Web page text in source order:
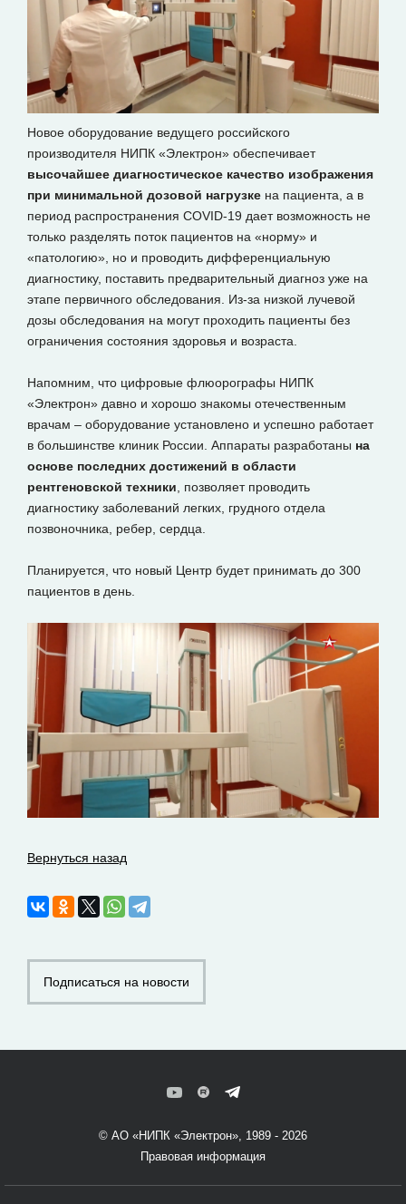
Новое оборудование ведущего российского
производителя НИПК «Электрон» обеспечивает
высочайшее диагностическое качество изображения
при минимальной дозовой нагрузке на пациента, а в
период распространения COVID-19 дает возможность не
только разделять поток пациентов на «норму» и
«патологию», но и проводить дифференциальную
диагностику, поставить предварительный диагноз уже на
этапе первичного обследования. Из-за низкой лучевой
дозы обследования на могут проходить пациенты без
ограничения состояния здоровья и возраста.
Напомним, что цифровые флюорографы НИПК
«Электрон» давно и хорошо знакомы отечественным
врачам – оборудование установлено и успешно работает
в большинстве клиник России. Аппараты разработаны на
основе последних достижений в области
рентгеновской техники, позволяет проводить
диагностику заболеваний легких, грудного отдела
позвоночника, ребер, сердца.
Планируется, что новый Центр будет принимать до 300
пациентов в день.
Вернуться назад
Подписаться на новости
© АО «НИПК «Электрон», 1989 - 2026
Правовая информация